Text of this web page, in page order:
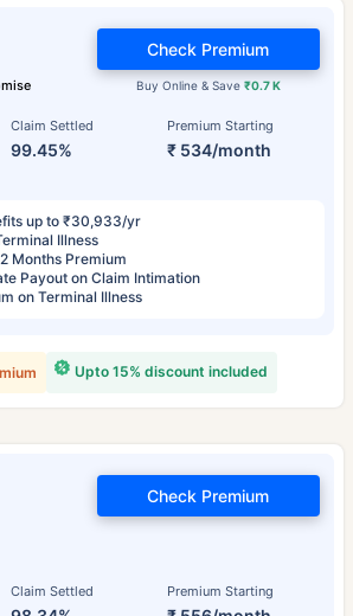
Claim Settled
99.45%
Premium Starting
₹ 534/month
Buy Online & Save ₹0.7 K
Check Premium
up to ₹30,933/yr
Illness
Months Premium
Payout on Claim Intimation
on Terminal Illness
Upto 15% discount included
Claim Settled Premium Starting
Check Premium